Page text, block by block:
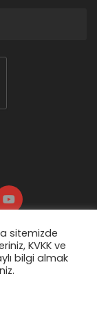
sitemizde
KVKK ve
bilgi almak